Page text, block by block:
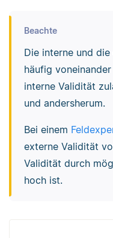
Beachte
Die interne und
häufig
interne Validität
und andersherum.
Bei einem
externe Validität
Validität durch
hoch ist.